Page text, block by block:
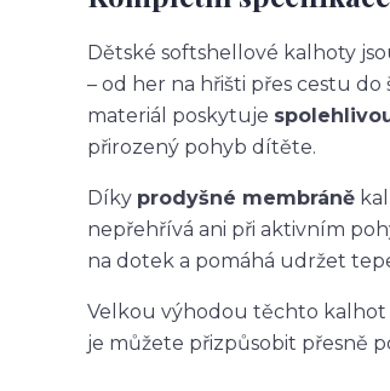
Dětské softshellové kalhoty
– od her na hřišti přes cestu
materiál poskytuje
přirozený pohyb dítěte.
Díky prodyšné membráně
nepřehřívá ani při aktivním
na dotek a pomáhá udržet
Velkou výhodou těchto kalhot
je můžete přizpůsobit přesně